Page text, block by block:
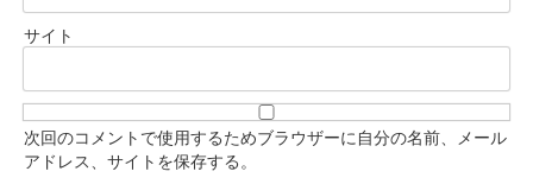
サイト
次回のコメントで使用するためブラウザーに自分の名前、メール
アドレス、サイトを保存する。